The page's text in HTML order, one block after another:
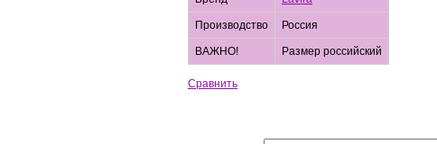
Производство Россия
ВАЖНО! Размер российский
Сравнить